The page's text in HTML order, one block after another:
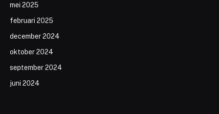
mei 2025
februari 2025
december 2024
oktober 2024
september 2024
juni 2024